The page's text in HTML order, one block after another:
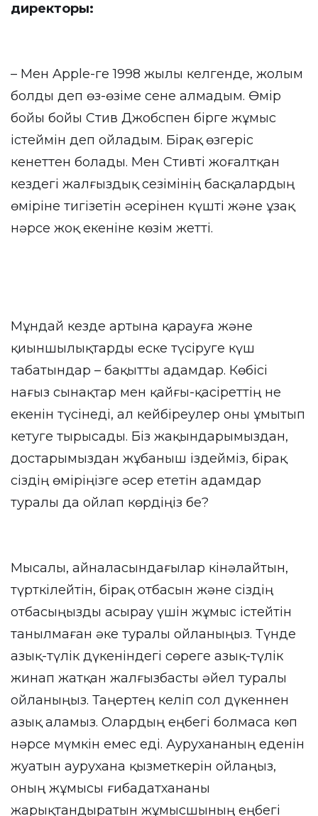
директоры:
– Мен Apple-ге 1998 жылы келгенде, жолым
болды деп өз-өзіме сене алмадым. Өмір
бойы бойы Стив Джобспен бірге жұмыс
істеймін деп ойладым. Бірақ өзгеріс
кенеттен болады. Мен Стивті жоғалтқан
кездегі жалғыздық сезімінің басқалардың
өміріне тигізетін әсерінен күшті және ұзақ
нәрсе жоқ екеніне көзім жетті.
Мұндай кезде артына қарауға және
қиыншылықтарды еске түсіруге күш
табатындар – бақытты адамдар. Көбісі
нағыз сынақтар мен қайғы-қасіреттің не
екенін түсінеді, ал кейбіреулер оны ұмытып
кетуге тырысады. Біз жақындарымыздан,
достарымыздан жұбаныш іздейміз, бірақ
сіздің өміріңізге әсер ететін адамдар
туралы да ойлап көрдіңіз бе?
Мысалы, айналасындағылар кінәлайтын,
түрткілейтін, бірақ отбасын және сіздің
отбасыңызды асырау үшін жұмыс істейтін
танылмаған әке туралы ойланыңыз. Түнде
азық-түлік дүкеніндегі сөреге азық-түлік
жинап жатқан жалғызбасты әйел туралы
ойланыңыз. Таңертең келіп сол дүкеннен
азық аламыз. Олардың еңбегі болмаса көп
нәрсе мүмкін емес еді. Аурухананың еденін
жуатын аурухана қызметкерін ойлаңыз,
оның жұмысы ғибадатхананы
жарықтандыратын жұмысшының еңбегі